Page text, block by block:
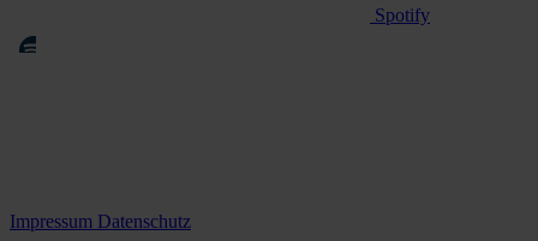
Spotify
Impressum Datenschutz